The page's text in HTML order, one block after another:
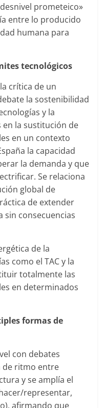
prometeico»
entre lo producido
humana para
tecnológicos
crítica de un
la sostenibilidad
y la
la sustitución de
en un contexto
la capacidad
la demanda y que
Se relaciona
global de
de extender
sin consecuencias
de la
como el TAC y la
totalmente las
en determinados
formas de
con debates
de ritmo entre
y se amplía el
representar,
afirmando que